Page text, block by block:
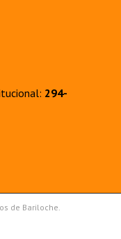
294-
de Bariloche.